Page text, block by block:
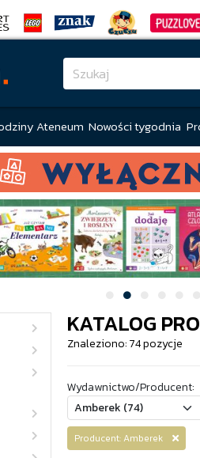
Ateneum Nowości tygodnia
KATALOG
Znaleziono: 74 pozycje
Wydawnictwo/Producent:
Producent: Amberek